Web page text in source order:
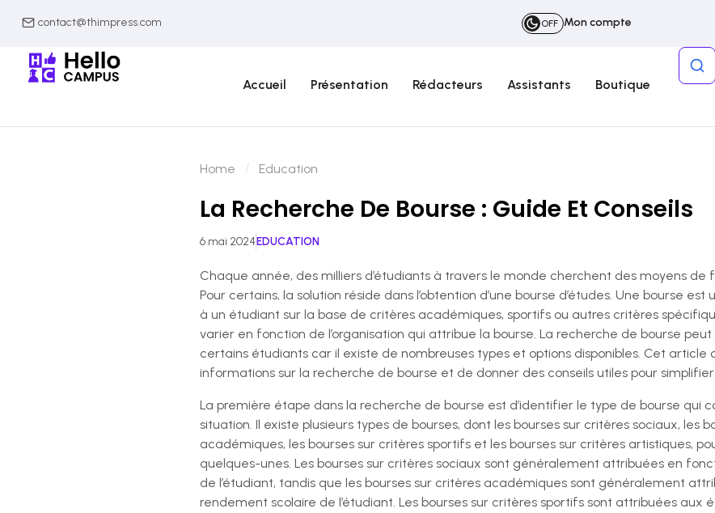
contact@thimpress.com OFF Mon compte
Accueil Présentation Rédacteurs Assistants Boutique
Home Education
La Recherche De Bourse : Guide Et Conseils
6 mai 2024EDUCATION
Chaque année, des milliers d’étudiants à travers le monde cherchent des moyens de
Pour certains, la solution réside dans l’obtention d’une bourse d’études. Une bourse
à un étudiant sur la base de critères académiques, sportifs ou autres critères
varier en fonction de l’organisation qui attribue la bourse. La recherche de bourse
certains étudiants car il existe de nombreuses types et options disponibles. Cet article
informations sur la recherche de bourse et de donner des conseils utiles pour simplifier
La première étape dans la recherche de bourse est d’identifier le type de bourse qui
situation. Il existe plusieurs types de bourses, dont les bourses sur critères sociaux, les
académiques, les bourses sur critères sportifs et les bourses sur critères artistiques,
quelques-unes. Les bourses sur critères sociaux sont généralement attribuées en
de l’étudiant, tandis que les bourses sur critères académiques sont généralement
rendement scolaire de l’étudiant. Les bourses sur critères sportifs sont attribuées aux